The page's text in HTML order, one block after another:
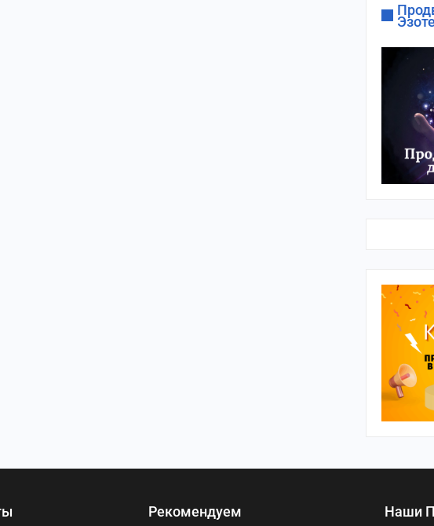
Рекомендуем Наши